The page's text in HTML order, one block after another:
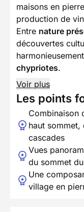
maisons en
production de
Entre nature
découvertes
harmonieusement
chypriotes.
Voir plus
Les points
Combinaison
haut sommet,
cascades
Vues
du sommet
Une
village en